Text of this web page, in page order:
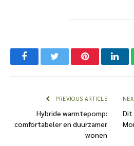
FacebookTwitter Pinterest
PREVIOUS ARTICLE
Hybride warmtepomp:
comfortabeler en duurzamer
wonen
Dit